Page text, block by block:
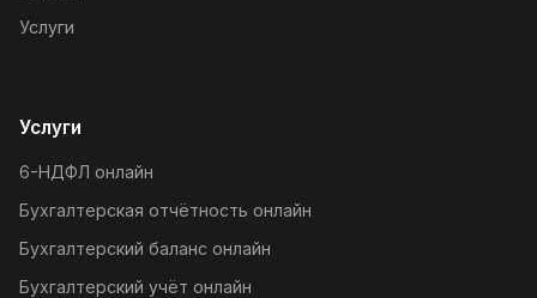
Услуги
Услуги
6-НДФЛ онлайн
Бухгалтерская отчётность онлайн
Бухгалтерский баланс онлайн
Бухгалтерский учёт онлайн